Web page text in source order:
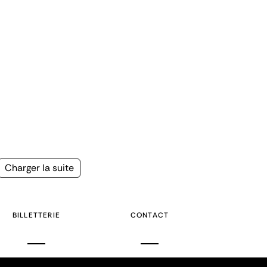
Page
Charger la suite
BILLETTERIE CONTACT